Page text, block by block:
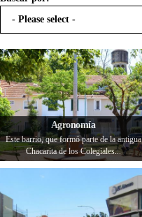
Agronomía
Este barrio, que formó parte de la antigua
Chacarita de los Colegiales...